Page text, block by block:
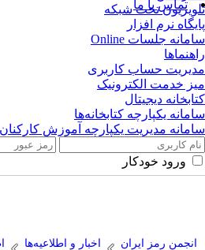
تماس با ما
تلویزیون تحت شبکه
پایگاه نرم افزار
سامانه جلسات Online
راهنماها
مدیریت حساب کاربری
میز خدمت الکترونیک
کتابخانه دیجیتال
سامانه یکپارچه کتابخانه‌ها
سامانه مدیریت یکپارچه آموزش کارکنان
ورود خودکار
انجمن رمز ایران اخبار و اطلاعیه‌ها